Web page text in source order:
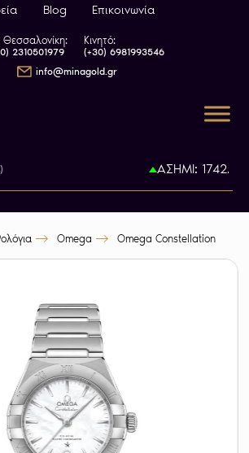
Blog Επικοινωνία
Θεσσαλονίκη:
2310501979
Κινητό:
(+30) 6981993546
info@minagold.gr
ΑΣΗΜΙ: 1742.7€
Omega Omega Constellation